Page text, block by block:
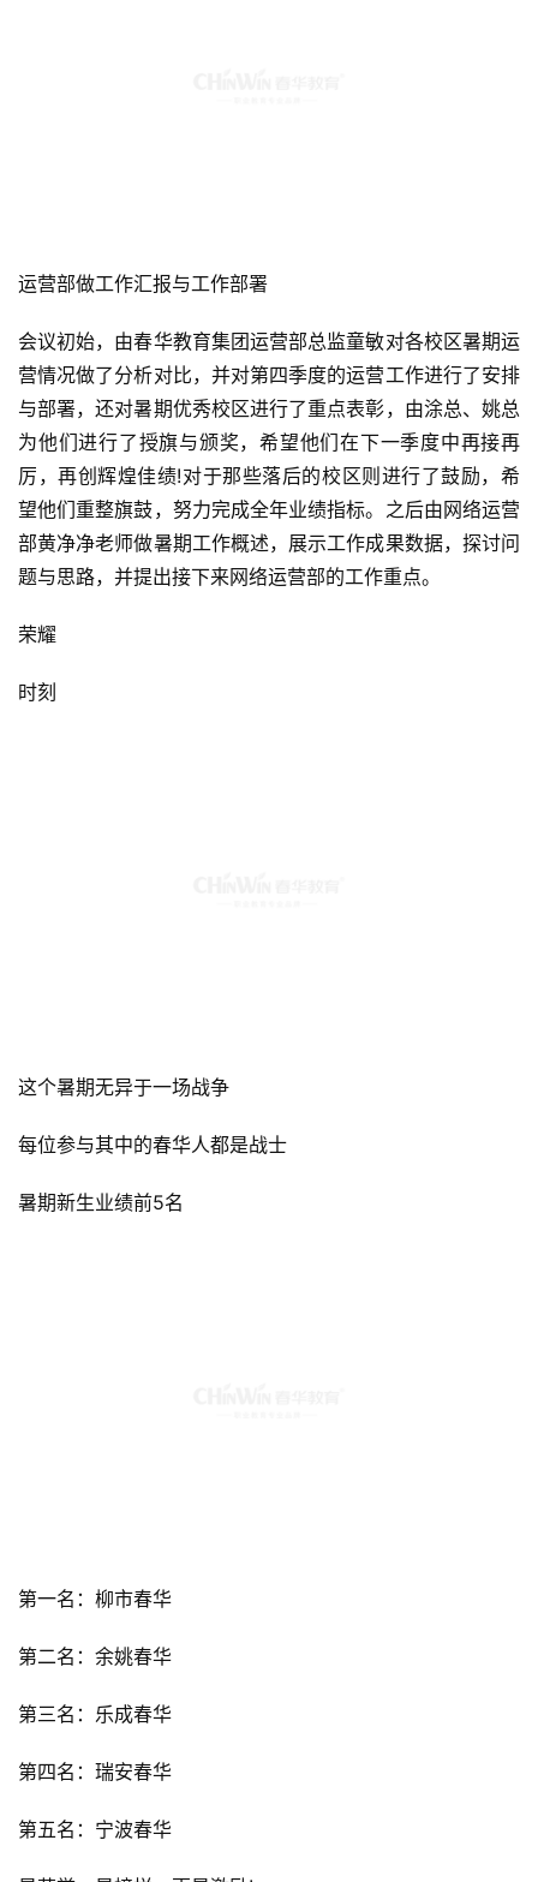
运营部做工作汇报与工作部署
会议初始，由春华教育集团运营部总监童敏对各校区暑期运
营情况做了分析对比，并对第四季度的运营工作进行了安排
与部署，还对暑期优秀校区进行了重点表彰，由涂总、姚总
为他们进行了授旗与颁奖，希望他们在下一季度中再接再
厉，再创辉煌佳绩!对于那些落后的校区则进行了鼓励，希
望他们重整旗鼓，努力完成全年业绩指标。之后由网络运营
部黄净净老师做暑期工作概述，展示工作成果数据，探讨问
题与思路，并提出接下来网络运营部的工作重点。
荣耀
时刻
这个暑期无异于一场战争
每位参与其中的春华人都是战士
暑期新生业绩前5名
第一名：柳市春华
第二名：余姚春华
第三名：乐成春华
第四名：瑞安春华
第五名：宁波春华